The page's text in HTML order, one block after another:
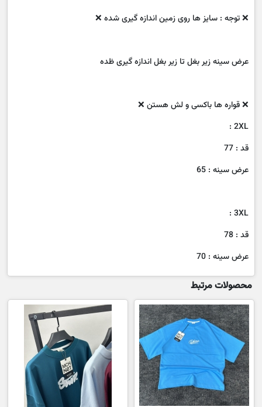
❌ توجه : سایز ها روی زمین اندازه گیری شده ❌
عرض سینه زیر بغل تا زیر بغل اندازه گیری ظده
❌ قواره ها باکسی و لش هستن ❌
2XL :
قد : 77
عرض سینه : 65
3XL :
قد : 78
عرض سینه : 70
محصولات مرتبط